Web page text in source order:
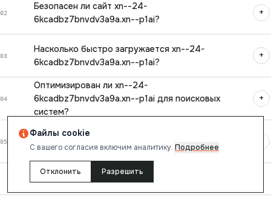
02
Безопасен ли сайт xn--24-
6kcadbz7bnvdv3a9a.xn--p1ai?
+
03
Насколько быстро загружается xn--24-
6kcadbz7bnvdv3a9a.xn--p1ai?
+
04
Оптимизирован ли xn--24-
6kcadbz7bnvdv3a9a.xn--p1ai для поисковых
систем?
+
05
Какие технологии использует xn--24-
6kcadbz7bnvdv3a9a.xn--p1ai?
Файлы cookie
С вашего согласия включим аналитику. Подробнее
Отклонить Разрешить